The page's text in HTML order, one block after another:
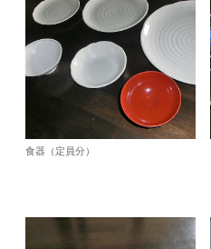
食器（定員分）